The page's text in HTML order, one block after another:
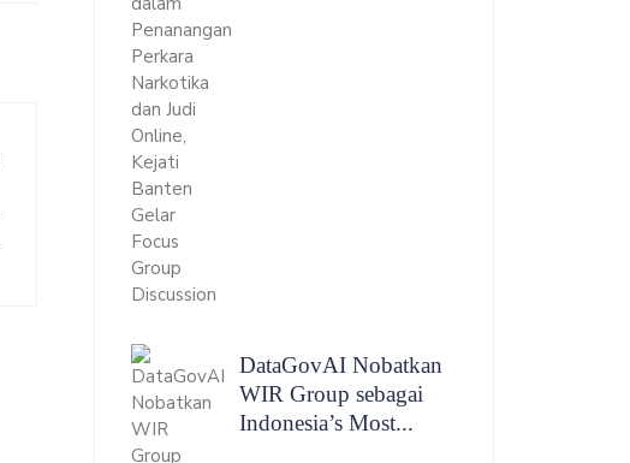
DataGovAI Nobatkan
WIR Group sebagai
Indonesia’s Most...